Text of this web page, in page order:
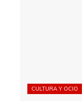
CULTURA Y OCIO